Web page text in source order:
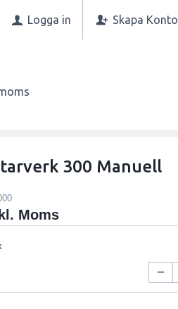
Logga in Skapa Konto
300 Manuell
Moms